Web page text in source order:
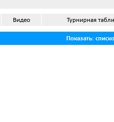
Видео Турнирная
Показать: